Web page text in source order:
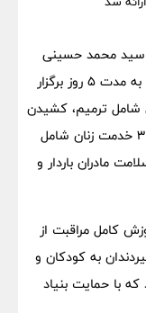
سید محمد حسینی
مسئول گروه جهادی شفا در باره این اردو که به مدت 5 روز برگزار
شامل ترمیم، کشیدن
دندان، درمان، جراحی، جرمگیری و برساژ و ۳۰۰ خدمت زنان شامل
مادران باردار و
کامل مراقبت از
به کودکان و
که با حمایت بنیاد